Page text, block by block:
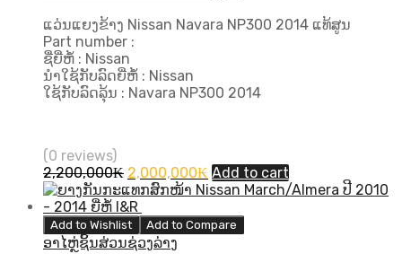
ແວ່ນແຍງຂ້າງ Nissan Navara NP300 2014 ແທ້ສູນ
Part number :
ຊື່ຍີ່ຫໍ້ : Nissan
ນຳໃຊ້ກັບລົດຍີ່ຫໍ້ : Nissan
ໃຊ້ກັບລົດລຸ້ນ : Navara NP300 2014
(0 reviews)
2,200,000₭ Original
price
was:
2,200,000₭.
2,000,000₭ Current
price
2,000,000₭.
Add to cart
Add to Wishlist Add to Compare
ອາໄຫຼ່ຊິ້ນສ່ວນຊ່ວງລ່າງ